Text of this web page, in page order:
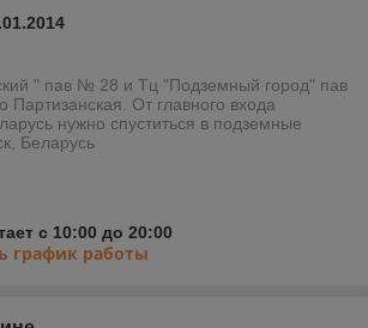
" пав № 28 и Тц "Подземный город" пав
Партизанская. От главного входа
нужно спуститься в подземные
Беларусь
с 10:00 до 20:00
график работы